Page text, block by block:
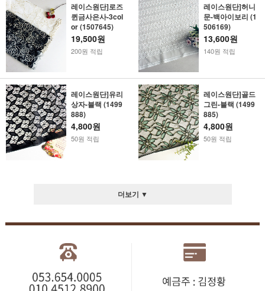
레이스원단]로즈
퀸금사은사-3col
or (1507645)
19,500원
200원 적립
레이스원단]허니
문-백아이보리 (1
506169)
13,600원
140원 적립
레이스원단]유리
상자-블랙 (1499
888)
4,800원
50원 적립
레이스원단]골드
그린-블랙 (1499
885)
4,800원
50원 적립
더보기 ▼